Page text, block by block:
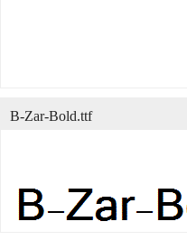
B-Zar-Bold.ttf